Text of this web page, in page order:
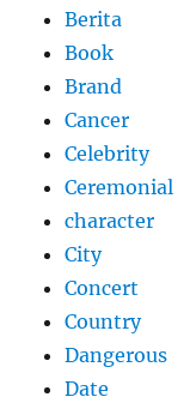
Berita
Book
Brand
Cancer
Celebrity
Ceremonial
character
City
Concert
Country
Dangerous
Date